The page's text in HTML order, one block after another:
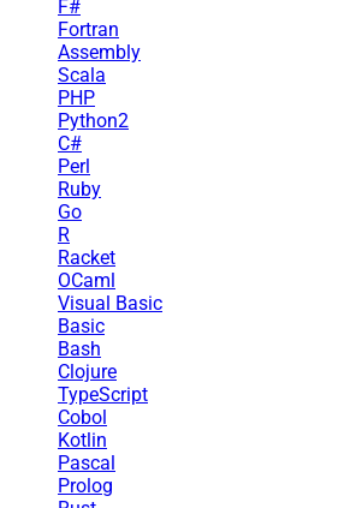
F#
Fortran
Assembly
Scala
PHP
Python2
C#
Perl
Ruby
Go
R
Racket
OCaml
Visual Basic
Basic
Bash
Clojure
TypeScript
Cobol
Kotlin
Pascal
Prolog